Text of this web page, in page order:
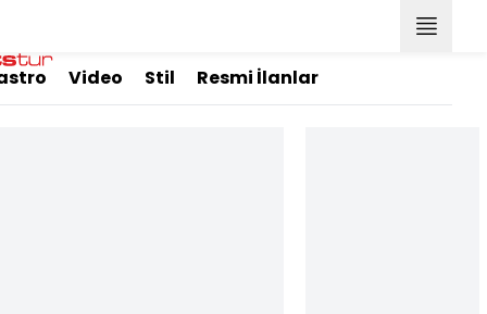
Video Stil Resmi İlanlar